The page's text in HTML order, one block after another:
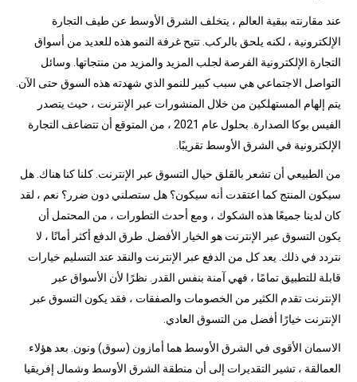
عند مقارنته ببقية العالم ، يتخلف الشرق الأوسط عن طيف التجارة
الإلكترونية ، لكنه يلحق بالركب. تتيح غرفة النمو هذه للعديد من أسواق
التجارة الإلكترونية الفرصة لجلب المزيد والمزيد من منتجاتها. وسائل
التواصل الاجتماعي هي سبب كبير للنمو الذي شهدته هذه السوق حتى الآن.
يتم إلهام المستهلكين من خلال المنشورات عبر الإنترنت ، حيث يتصدر
الفيس بوكا الصدارة. بحلول عام 2021 ، من المتوقع أن تتضاعف التجارة
الإلكترونية في الشرق الأوسط تقريبًا.
من الطبيعي أن تشعر بالقلق حيال التسوق عبر الإنترنت. كلنا كنا هناك. هل
سيكون المنتج كما اعتقدت أنه سيكون؟ هل ستصلني دون ضرر؟ نعم ، لقد
كان لدينا جميعًا هذه الشكوك ، ومع أحدث التطورات ، من المحتمل أن
يكون التسوق عبر الإنترنت هو الخيار الأفضل. طرق الدفع أكثر أمانًا ، لا
نتردد في ذلك. يعد كل من الدفع عبر الإنترنت والنقد عند التسليم خيارات
قابلة للتطبيق تمامًا ، فهي آمنة بنفس القدر. نظرًا لأن الأسواق عبر
الإنترنت تقدم الكثير من الخصومات والصفقات ، فقد يكون التسوق عبر
الإنترنت خيارًا أفضل من التسوق العادي.
الاسمان الأقوى في الشرق الأوسط هما أمازون (سوق) ونون. بعد هؤلاء
العمالقة ، تشير التقديرات إلى أن منطقة الشرق الأوسط وشمال إفريقيا